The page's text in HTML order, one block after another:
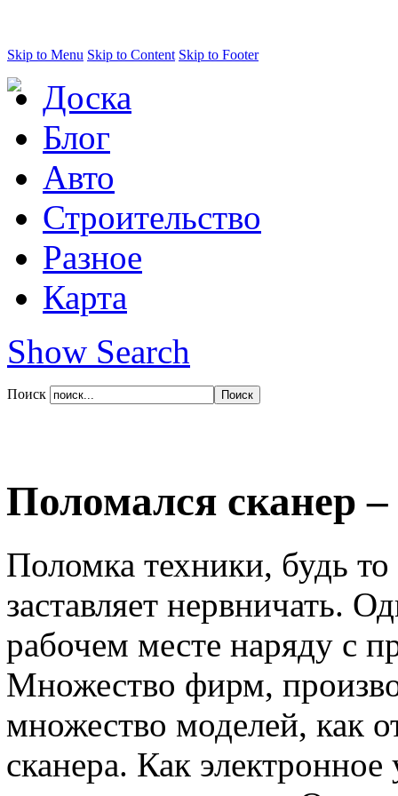
Skip to Menu Skip to Content Skip to Footer
Доска
Блог
Авто
Строительство
Разное
Карта
Show Search
Поиск
Поломался сканер –
Поломка техники, будь
заставляет нервничать.
рабочем месте наряду с
Множество фирм,
множество моделей, как
сканера. Как электронное